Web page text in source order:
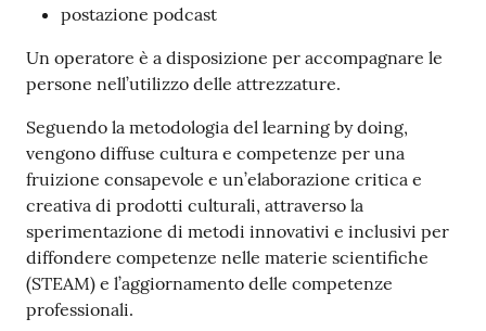
Contatti
e
Seguici
su
postazione podcast
Un operatore è a disposizione per accompagnare le
persone nell’utilizzo delle attrezzature.
Seguendo la metodologia del learning by doing,
vengono diffuse cultura e competenze per una
fruizione consapevole e un’elaborazione critica e
creativa di prodotti culturali, attraverso la
sperimentazione di metodi innovativi e inclusivi per
diffondere competenze nelle materie scientifiche
(STEAM) e l’aggiornamento delle competenze
professionali.